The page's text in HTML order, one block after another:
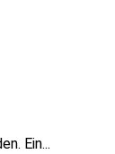
Ein...